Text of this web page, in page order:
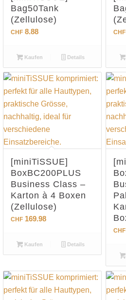
Bag50Tank
(Zellulose)
CHF8.88
Kaufen Details
CHF
[miniTiSSUE]
BoxBC200PLUS
Business Class –
Karton à 4 Boxen
(Zellulose)
CHF169.98
Kaufen Details
CHF